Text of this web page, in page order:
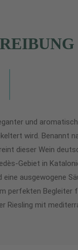
und
wird. Benannt
dieser Wein
Gebiet in
ausgewogene
perfekten Begleiter
Riesling mit